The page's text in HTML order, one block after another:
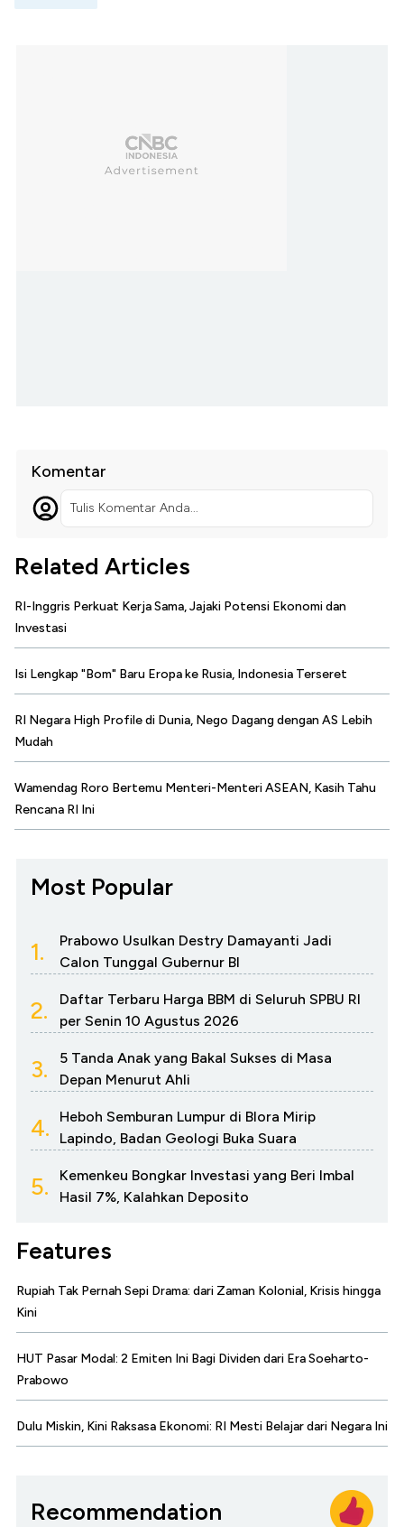
Komentar
Tulis Komentar Anda...
Related Articles
RI-Inggris Perkuat Kerja Sama, Jajaki Potensi Ekonomi dan
Investasi
Isi Lengkap "Bom" Baru Eropa ke Rusia, Indonesia Terseret
RI Negara High Profile di Dunia, Nego Dagang dengan AS Lebih
Mudah
Wamendag Roro Bertemu Menteri-Menteri ASEAN, Kasih Tahu
Rencana RI Ini
Most Popular
1.
Prabowo Usulkan Destry Damayanti Jadi
Calon Tunggal Gubernur BI
2.
Daftar Terbaru Harga BBM di Seluruh SPBU RI
per Senin 10 Agustus 2026
3.
5 Tanda Anak yang Bakal Sukses di Masa
Depan Menurut Ahli
4.
Heboh Semburan Lumpur di Blora Mirip
Lapindo, Badan Geologi Buka Suara
5.
Kemenkeu Bongkar Investasi yang Beri Imbal
Hasil 7%, Kalahkan Deposito
Features
Rupiah Tak Pernah Sepi Drama: dari Zaman Kolonial, Krisis hingga
Kini
HUT Pasar Modal: 2 Emiten Ini Bagi Dividen dari Era Soeharto-
Prabowo
Dulu Miskin, Kini Raksasa Ekonomi: RI Mesti Belajar dari Negara Ini
Recommendation